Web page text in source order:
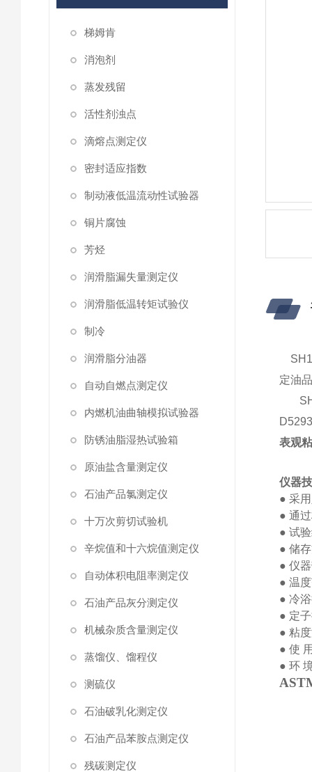
梯姆肯
消泡剂
蒸发残留
活性剂浊点
滴熔点测定仪
密封适应指数
制动液低温流动性试验器
铜片腐蚀
芳烃
润滑脂漏失量测定仪
润滑脂低温转矩试验仪
制冷
润滑脂分油器
自动自燃点测定仪
内燃机油曲轴模拟试验器
防锈油脂湿热试验箱
原油盐含量测定仪
石油产品氯测定仪
十万次剪切试验机
辛烷值和十六烷值测定仪
自动体积电阻率测定仪
石油产品灰分测定仪
机械杂质含量测定仪
蒸馏仪、馏程仪
测硫仪
石油破乳化测定仪
石油产品苯胺点测定仪
残碳测定仪
定油
表观
仪器
● 采用
● 通
● 试
● 储
● 仪
● 温
● 冷
● 定
● 粘
● 使
● 环